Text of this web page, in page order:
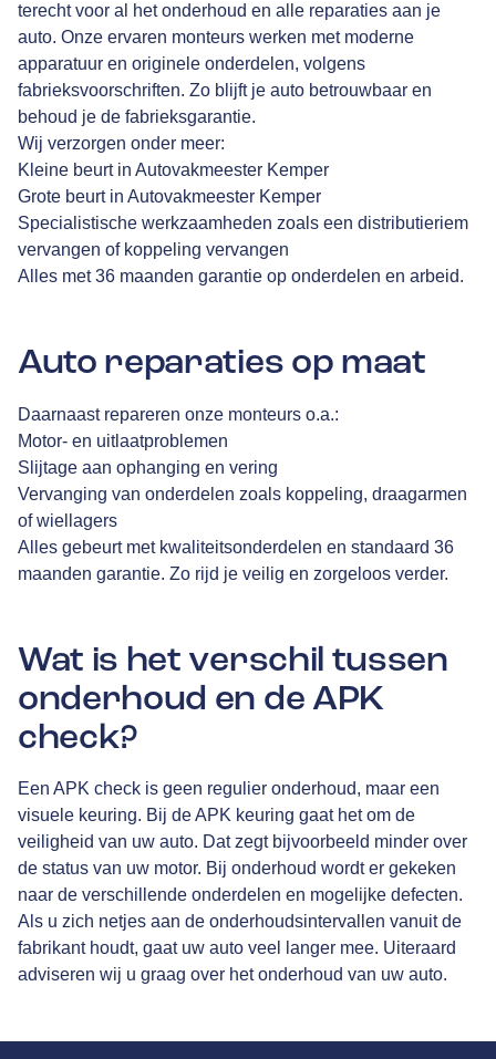
terecht voor al het onderhoud en alle reparaties aan je
auto. Onze ervaren monteurs werken met moderne
apparatuur en originele onderdelen, volgens
fabrieksvoorschriften. Zo blijft je auto betrouwbaar en
behoud je de fabrieksgarantie.
Wij verzorgen onder meer:
Kleine beurt in Autovakmeester Kemper
Grote beurt in Autovakmeester Kemper
Specialistische werkzaamheden zoals een distributieriem
vervangen of koppeling vervangen
Alles met 36 maanden garantie op onderdelen en arbeid.
Auto reparaties op maat
Daarnaast repareren onze monteurs o.a.:
Motor- en uitlaatproblemen
Slijtage aan ophanging en vering
Vervanging van onderdelen zoals koppeling, draagarmen
of wiellagers
Alles gebeurt met kwaliteitsonderdelen en standaard 36
maanden garantie. Zo rijd je veilig en zorgeloos verder.
Wat is het verschil tussen
onderhoud en de APK
check?
Een APK check is geen regulier onderhoud, maar een
visuele keuring. Bij de APK keuring gaat het om de
veiligheid van uw auto. Dat zegt bijvoorbeeld minder over
de status van uw motor. Bij onderhoud wordt er gekeken
naar de verschillende onderdelen en mogelijke defecten.
Als u zich netjes aan de onderhoudsintervallen vanuit de
fabrikant houdt, gaat uw auto veel langer mee. Uiteraard
adviseren wij u graag over het onderhoud van uw auto.